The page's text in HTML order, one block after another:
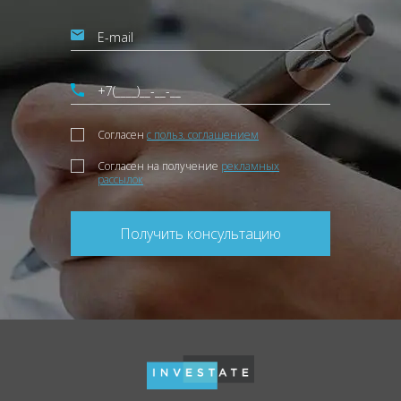
Согласен с польз. соглашением
Согласен на получение рекламных
рассылок
Получить консультацию